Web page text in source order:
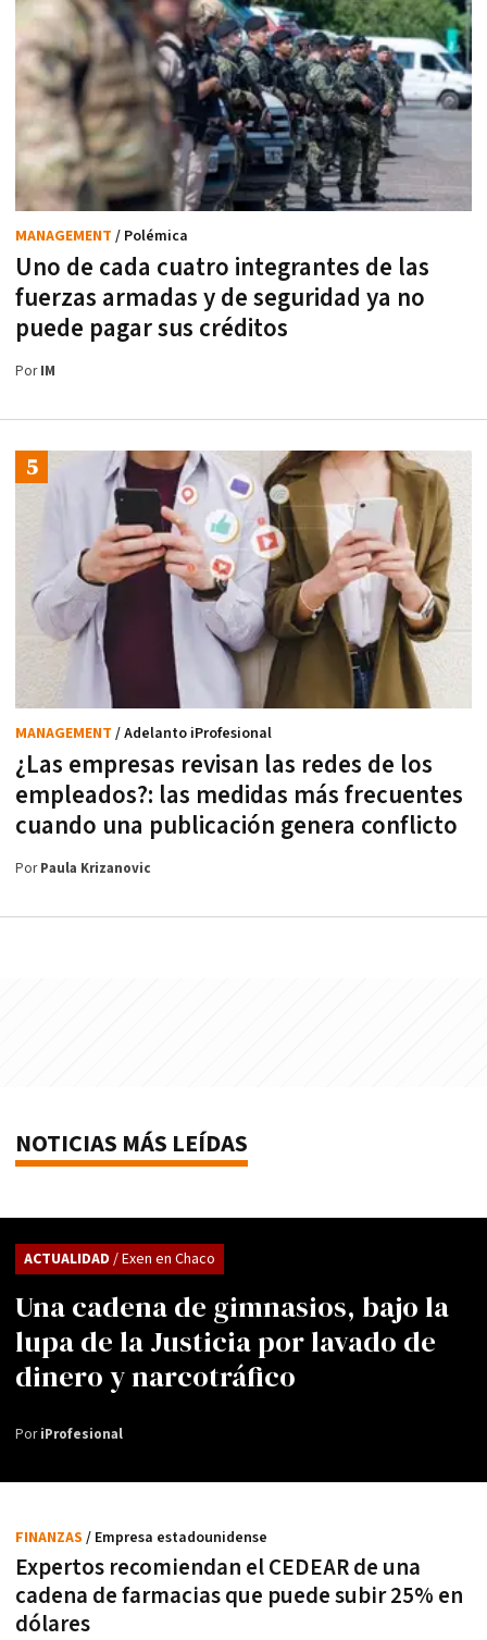
Uno de cada cuatro integrantes de las
fuerzas armadas y de seguridad ya no
puede pagar sus créditos
MANAGEMENT / Polémica
PorIM
¿Las empresas revisan las redes de los
empleados?: las medidas más frecuentes
cuando una publicación genera conflicto
MANAGEMENT / Adelanto iProfesional
PorPaula Krizanovic
NOTICIAS MÁS LEÍDAS
Una cadena de gimnasios, bajo la
lupa de la Justicia por lavado de
dinero y narcotráfico
ACTUALIDAD / Exen en Chaco
PoriProfesional
Expertos recomiendan el CEDEAR de una
cadena de farmacias que puede subir 25% en
dólares
FINANZAS / Empresa estadounidense